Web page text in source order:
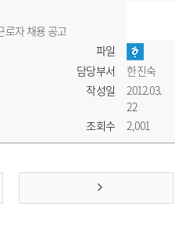
로자 채용 공고
파일
담당부서
한진숙
작성일
2012.03.
22
조회수
2,001